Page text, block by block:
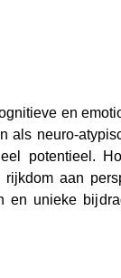
en
als neuro-
potentieel.
aan
en unieke